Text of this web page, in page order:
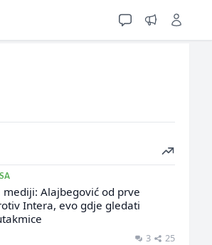
Alajbegović od prve
Intera, evo gdje gledati
3 25